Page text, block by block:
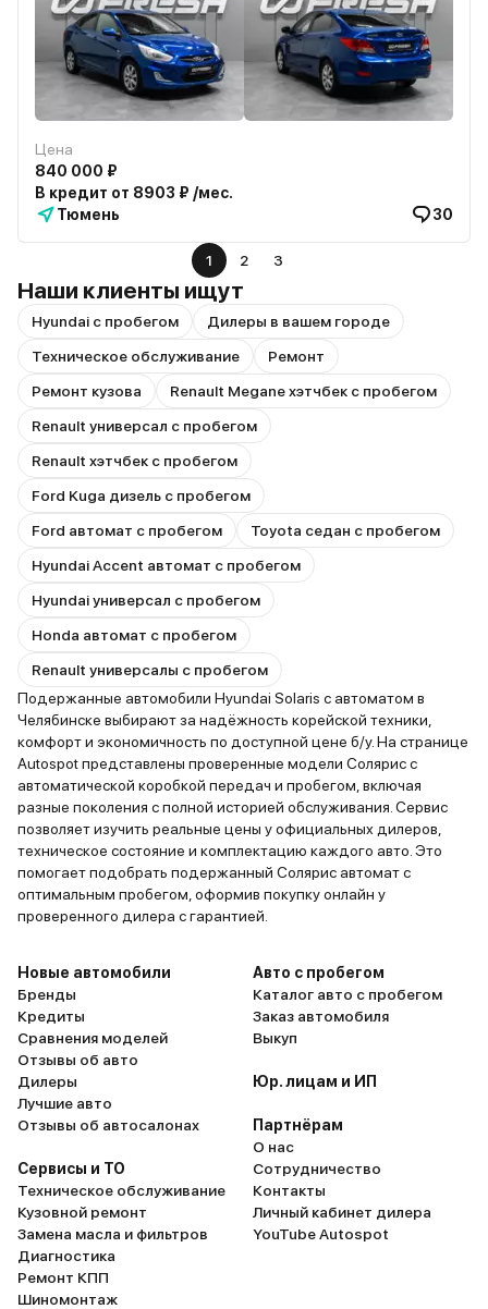
Цена
840 000 ₽
В кредит от 8903 ₽ /мес.
Тюмень
30
1 2 3
Наши клиенты ищут
Hyundai с пробегом
Дилеры в вашем городе
Техническое обслуживание
Ремонт
Ремонт кузова
Renault Megane хэтчбек с пробегом
Renault универсал с пробегом
Renault хэтчбек с пробегом
Ford Kuga дизель с пробегом
Ford автомат с пробегом
Toyota седан с пробегом
Hyundai Accent автомат с пробегом
Hyundai универсал с пробегом
Honda автомат с пробегом
Renault универсалы с пробегом
Подержанные автомобили Hyundai Solaris с автоматом в
Челябинске выбирают за надёжность корейской техники,
комфорт и экономичность по доступной цене б/у. На странице
Autospot представлены проверенные модели Солярис с
автоматической коробкой передач и пробегом, включая
разные поколения с полной историей обслуживания. Сервис
позволяет изучить реальные цены у официальных дилеров,
техническое состояние и комплектацию каждого авто. Это
помогает подобрать подержанный Солярис автомат с
оптимальным пробегом, оформив покупку онлайн у
проверенного дилера с гарантией.
Новые автомобили
Бренды
Кредиты
Сравнения моделей
Отзывы об авто
Дилеры
Лучшие авто
Отзывы об автосалонах
Сервисы и ТО
Техническое обслуживание
Кузовной ремонт
Замена масла и фильтров
Диагностика
Ремонт КПП
Шиномонтаж
Авто с пробегом
Каталог авто с пробегом
Заказ автомобиля
Выкуп
Юр. лицам и ИП
Партнёрам
О нас
Сотрудничество
Контакты
Личный кабинет дилера
YouTube Autospot